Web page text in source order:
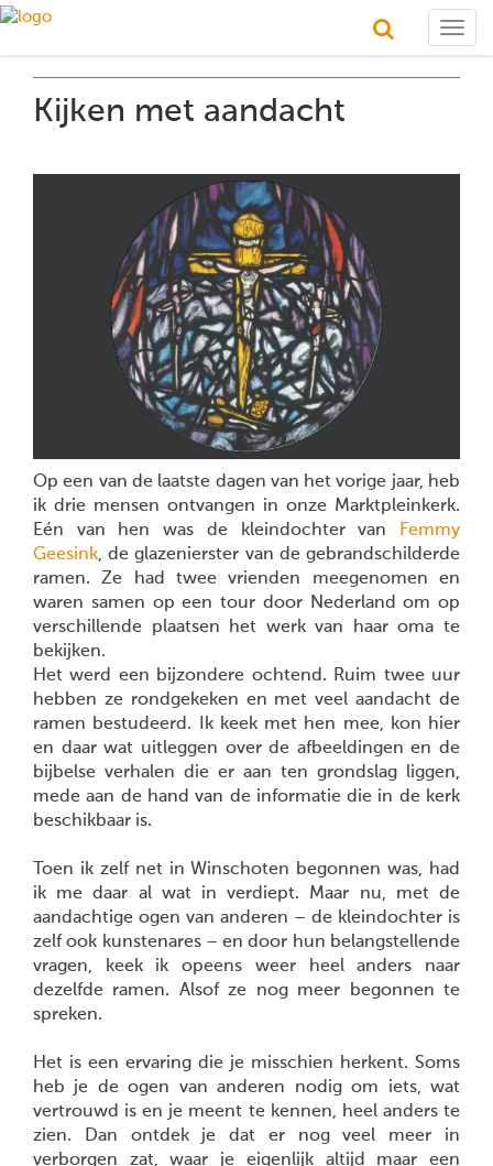
Kijken met aandacht
Op een van de laatste dagen van het vorige jaar, heb
ik drie mensen ontvangen in onze Marktpleinkerk.
Eén van hen was de kleindochter van
Femmy
Geesink, de glazenierster van de gebrandschilderde
ramen. Ze had twee vrienden meegenomen en
waren samen op een tour door Nederland om op
verschillende plaatsen het werk van haar oma te
bekijken.
Het werd een bijzondere ochtend. Ruim twee uur
hebben ze rondgekeken en met veel aandacht de
ramen bestudeerd. Ik keek met hen mee, kon hier
en daar wat uitleggen over de afbeeldingen en de
bijbelse verhalen die er aan ten grondslag liggen,
mede aan de hand van de informatie die in de kerk
beschikbaar is.
Toen ik zelf net in Winschoten begonnen was, had
ik me daar al wat in verdiept. Maar nu, met de
aandachtige ogen van anderen – de kleindochter is
zelf ook kunstenares – en door hun belangstellende
vragen, keek ik opeens weer heel anders naar
dezelfde ramen. Alsof ze nog meer begonnen te
spreken.
Het is een ervaring die je misschien herkent. Soms
heb je de ogen van anderen nodig om iets, wat
vertrouwd is en je meent te kennen, heel anders te
zien. Dan ontdek je dat er nog veel meer in
verborgen zat, waar je eigenlijk altijd maar een